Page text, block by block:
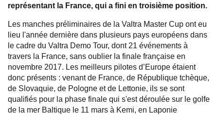
représentant la France, qui a fini en troisième position.
Les manches préliminaires de la Valtra Master Cup ont eu
lieu l'année dernière dans plusieurs pays européens dans
le cadre du Valtra Demo Tour, dont 21 événements à
travers la France, sans oublier la finale française en
novembre 2017. Les meilleurs pilotes d’Europe étaient
donc présents : venant de France, de République tchèque,
de Slovaquie, de Pologne et de Lettonie, ils se sont
qualifiés pour la phase finale qui s'est déroulée sur le golfe
de la mer Baltique le 11 mars à Kemi, en Laponie